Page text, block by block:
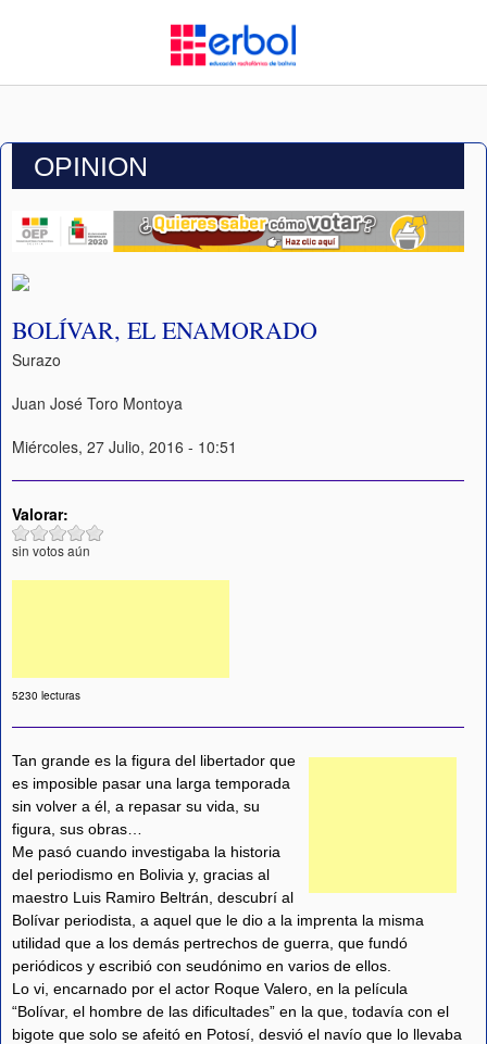
OPINION
BOLÍVAR, EL ENAMORADO
Surazo
Juan José Toro Montoya
Miércoles, 27 Julio, 2016 - 10:51
Valorar:
sin votos aún
5230 lecturas
Tan grande es la figura del libertador que
es imposible pasar una larga temporada
sin volver a él, a repasar su vida, su
figura, sus obras…
Me pasó cuando investigaba la historia
del periodismo en Bolivia y, gracias al
maestro Luis Ramiro Beltrán, descubrí al
Bolívar periodista, a aquel que le dio a la imprenta la misma
utilidad que a los demás pertrechos de guerra, que fundó
periódicos y escribió con seudónimo en varios de ellos.
Lo vi, encarnado por el actor Roque Valero, en la película
“Bolívar, el hombre de las dificultades” en la que, todavía con el
bigote que solo se afeitó en Potosí, desvió el navío que lo llevaba